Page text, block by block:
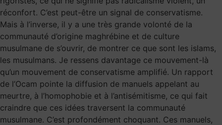
réconfort. C’est peut-être un signal de conservatisme.
Mais à l’inverse, il y a une très grande volonté de la
communauté d’origine maghrébine et de culture
musulmane de s’ouvrir, de montrer ce que sont les islams,
les musulmans. Je ressens davantage ce mouvement-là
qu’un mouvement de conservatisme amplifié. Un rapport
de l’Ocam pointe la diffusion de manuels appelant au
meurtre, à l’homophobie et à l’antisémitisme, ce qui fait
craindre que ces idées traversent la communauté
musulmane. C’est profondément choquant. Ces manuels,